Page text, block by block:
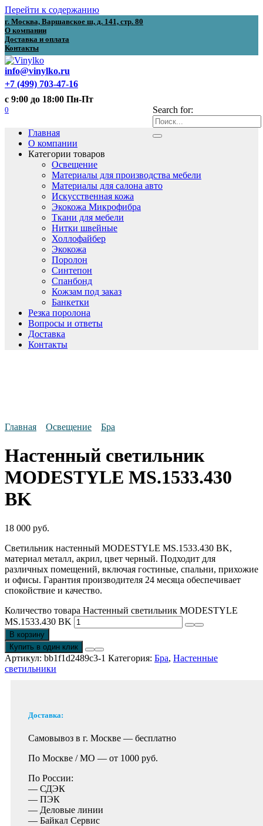
Перейти к содержанию
г. Москва, Варшавское ш, д. 141, стр. 80
О компании
Доставка и оплата
Контакты
info@vinylko.ru
+7 (499) 703-47-16
с 9:00 до 18:00 Пн-Пт
Search for:
0
Главная
О компании
Категории товаров
Освещение
Материалы для производства мебели
Материалы для салона авто
Искусственная кожа
Экокожа Микрофибра
Ткани для мебели
Нитки швейные
Холлофайбер
Экокожа
Поролон
Синтепон
Спанбонд
Кожзам под заказ
Банкетки
Резка поролона
Вопросы и ответы
Доставка
Контакты
Главная Освещение Бра
Настенный светильник
MODESTYLE MS.1533.430
BK
18 000 руб.
Светильник настенный MODESTYLE MS.1533.430 BK,
материал металл, акрил, цвет черный. Подходит для
различных помещений, включая гостиные, спальни, прихожие
и офисы. Гарантия производителя 24 месяца обеспечивает
спокойствие и качество.
Количество товара Настенный светильник MODESTYLE
MS.1533.430 BK
В корзину
Купить в один клик
Артикул: bb1f1d2489c3-1 Категория: Бра, Настенные
светильники
Доставка:
Самовывоз в г. Москве — бесплатно
По Москве / МО — от 1000 руб.
По России:
— СДЭК
— ПЭК
— Деловые линии
— Байкал Сервис